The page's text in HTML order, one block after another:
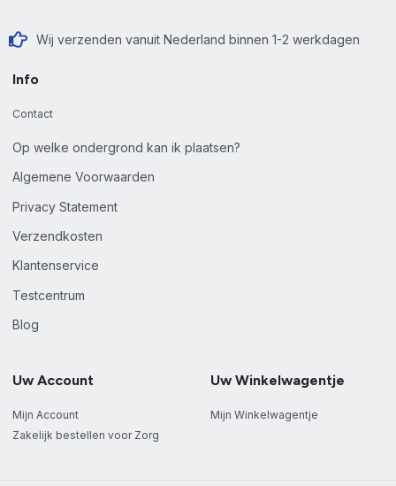
Wij verzenden vanuit Nederland binnen 1-2 werkdagen
Info
Contact
Op welke ondergrond kan ik plaatsen?
Algemene Voorwaarden
Privacy Statement
Verzendkosten
Klantenservice
Testcentrum
Blog
Uw Account
Mijn Account
Zakelijk bestellen voor Zorg
Uw Winkelwagentje
Mijn Winkelwagentje